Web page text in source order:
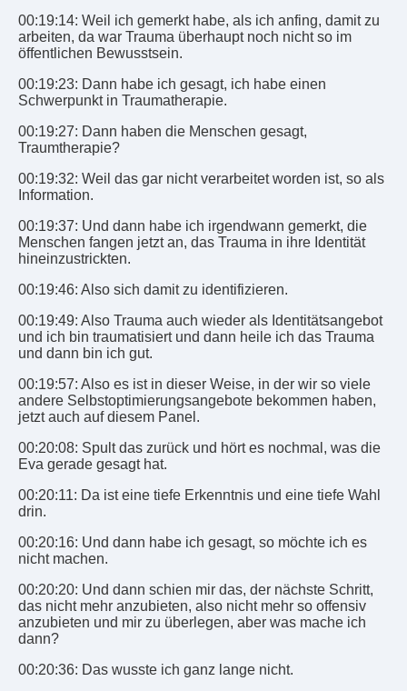
00:19:14: Weil ich gemerkt habe, als ich anfing, damit zu
arbeiten, da war Trauma überhaupt noch nicht so im
öffentlichen Bewusstsein.
00:19:23: Dann habe ich gesagt, ich habe einen
Schwerpunkt in Traumatherapie.
00:19:27: Dann haben die Menschen gesagt,
Traumtherapie?
00:19:32: Weil das gar nicht verarbeitet worden ist, so als
Information.
00:19:37: Und dann habe ich irgendwann gemerkt, die
Menschen fangen jetzt an, das Trauma in ihre Identität
hineinzustrickten.
00:19:46: Also sich damit zu identifizieren.
00:19:49: Also Trauma auch wieder als Identitätsangebot
und ich bin traumatisiert und dann heile ich das Trauma
und dann bin ich gut.
00:19:57: Also es ist in dieser Weise, in der wir so viele
andere Selbstoptimierungsangebote bekommen haben,
jetzt auch auf diesem Panel.
00:20:08: Spult das zurück und hört es nochmal, was die
Eva gerade gesagt hat.
00:20:11: Da ist eine tiefe Erkenntnis und eine tiefe Wahl
drin.
00:20:16: Und dann habe ich gesagt, so möchte ich es
nicht machen.
00:20:20: Und dann schien mir das, der nächste Schritt,
das nicht mehr anzubieten, also nicht mehr so offensiv
anzubieten und mir zu überlegen, aber was mache ich
dann?
00:20:36: Das wusste ich ganz lange nicht.